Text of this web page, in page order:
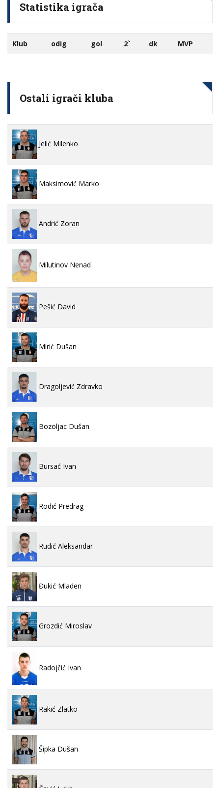
Statistika igrača
Klub odig gol 2` dk MVP
Ostali igrači kluba
Jelić Milenko
Maksimović Marko
Andrić Zoran
Milutinov Nenad
Pešić David
Mirić Dušan
Dragoljević Zdravko
Bozoljac Dušan
Bursać Ivan
Rodić Predrag
Rudić Aleksandar
Đukić Mladen
Grozdić Miroslav
Radojčić Ivan
Rakić Zlatko
Šipka Dušan